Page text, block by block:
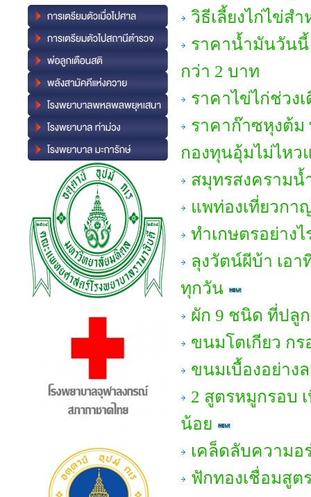
วิธีเลี้ยงไก่ไข่ส
ราคาน้ำมันวันนี้
กว่า 2 บาท
ราคาไข่ไก่ช่วง
ราคาก๊าซหุงต้ม
กองทุนอุ้มไม่ไหว
สมุทรสงคราม
แพท่องเที่ยวกา
ทำเกษตรอย่าง
ลุงวัตน์ผีบ้า เอ
ทุกวัน
ผัก 9 ชนิด ที่ปลูก
ขนมโตเกียว ก
ขนมเบื้องอย่าง
2 สูตรหมูกรอบ
น้อย
เคล็ดลับความอ
ฟักทองเชื่อมสูต